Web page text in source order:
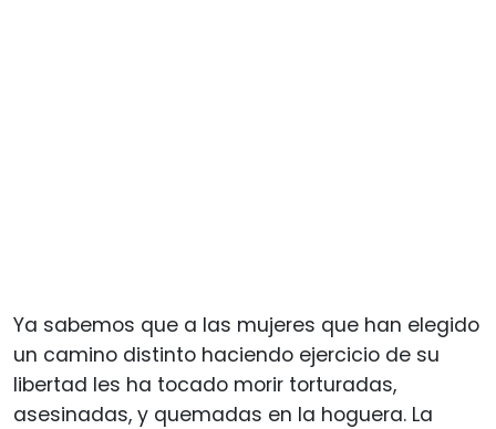
Ya sabemos que a las mujeres que han elegido
un camino distinto haciendo ejercicio de su
libertad les ha tocado morir torturadas,
asesinadas, y quemadas en la hoguera. La